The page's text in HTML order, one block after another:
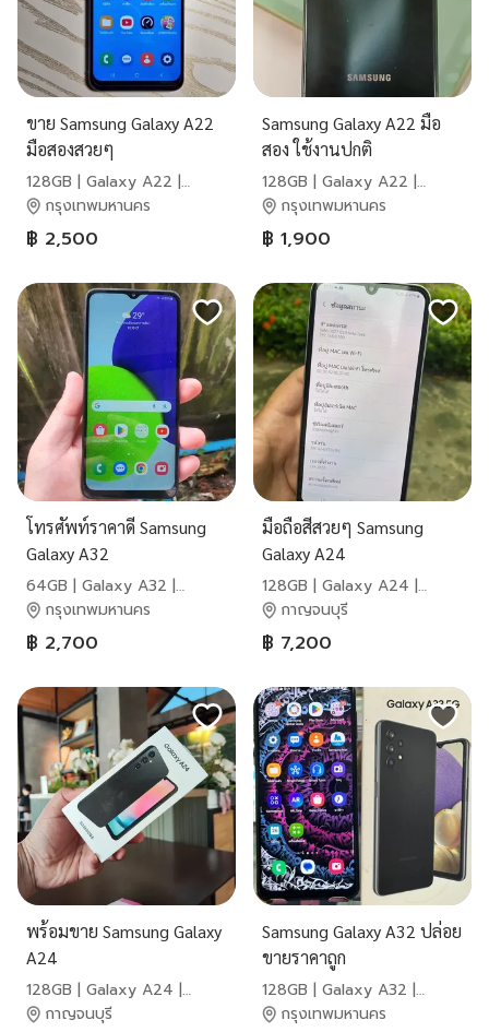
ขาย Samsung Galaxy A22
มือสองสวยๆ
128GB | Galaxy A22 |
Samsung
กรุงเทพมหานคร
฿ 2,500
Samsung Galaxy A22 มือ
สอง ใช้งานปกติ
128GB | Galaxy A22 |
Samsung
กรุงเทพมหานคร
฿ 1,900
โทรศัพท์ราคาดี Samsung
Galaxy A32
64GB | Galaxy A32 |
Samsung
กรุงเทพมหานคร
฿ 2,700
มือถือสีสวยๆ Samsung
Galaxy A24
128GB | Galaxy A24 |
Samsung
กาญจนบุรี
฿ 7,200
พร้อมขาย Samsung Galaxy
A24
128GB | Galaxy A24 |
Samsung
กาญจนบุรี
Samsung Galaxy A32 ปล่อย
ขายราคาถูก
128GB | Galaxy A32 |
Samsung
กรุงเทพมหานคร